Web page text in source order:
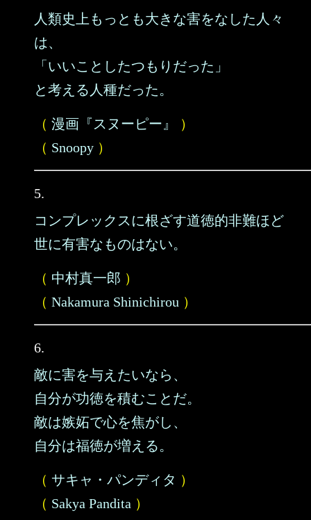
人類史上もっとも大きな害をなした人々
は、
「いいことしたつもりだった」
と考える人種だった。
（ 漫画『スヌーピー』
）
（ Snoopy ）
5.
コンプレックスに根ざす道徳的非難ほど
世に有害なものはない。
（ 中村真一郎 ）
（ Nakamura Shinichirou ）
6.
敵に害を与えたいなら、
自分が功徳を積むことだ。
敵は嫉妬で心を焦がし、
自分は福徳が増える。
（ サキャ・パンディタ ）
（ Sakya Pandita ）